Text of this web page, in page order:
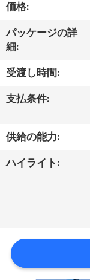
VR
シ
ョ
ー
た
し
に
つ
価格:
パッケージの詳
細:
受渡し時間:
支払条件:
供給の能力:
ハイライト: